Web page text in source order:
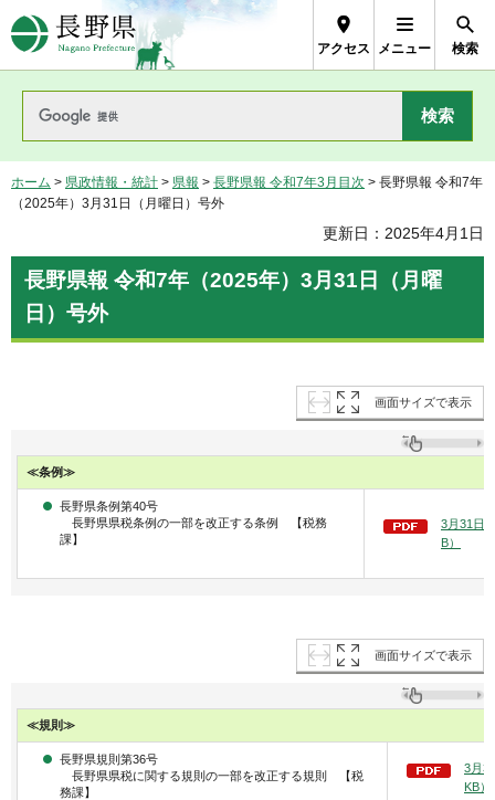
長野県Nagano Prefecture
アクセス メニュー 検索
ホーム > 県政情報・統計 > 県報 > 長野県報 令和7年3月目次 > 長野県報 令和7年
（2025年）3月31日（月曜日）号外
更新日：2025年4月1日
長野県報 令和7年（2025年）3月31日（月曜
日）号外
画面サイズで表示
≪条例≫
長野県条例第40号
長野県県税条例の一部を改正する条例 【税務
課】
3月31日
B）
画面サイズで表示
≪規則≫
長野県規則第36号
長野県県税に関する規則の一部を改正する規則 【税
務課】
3月
KB）